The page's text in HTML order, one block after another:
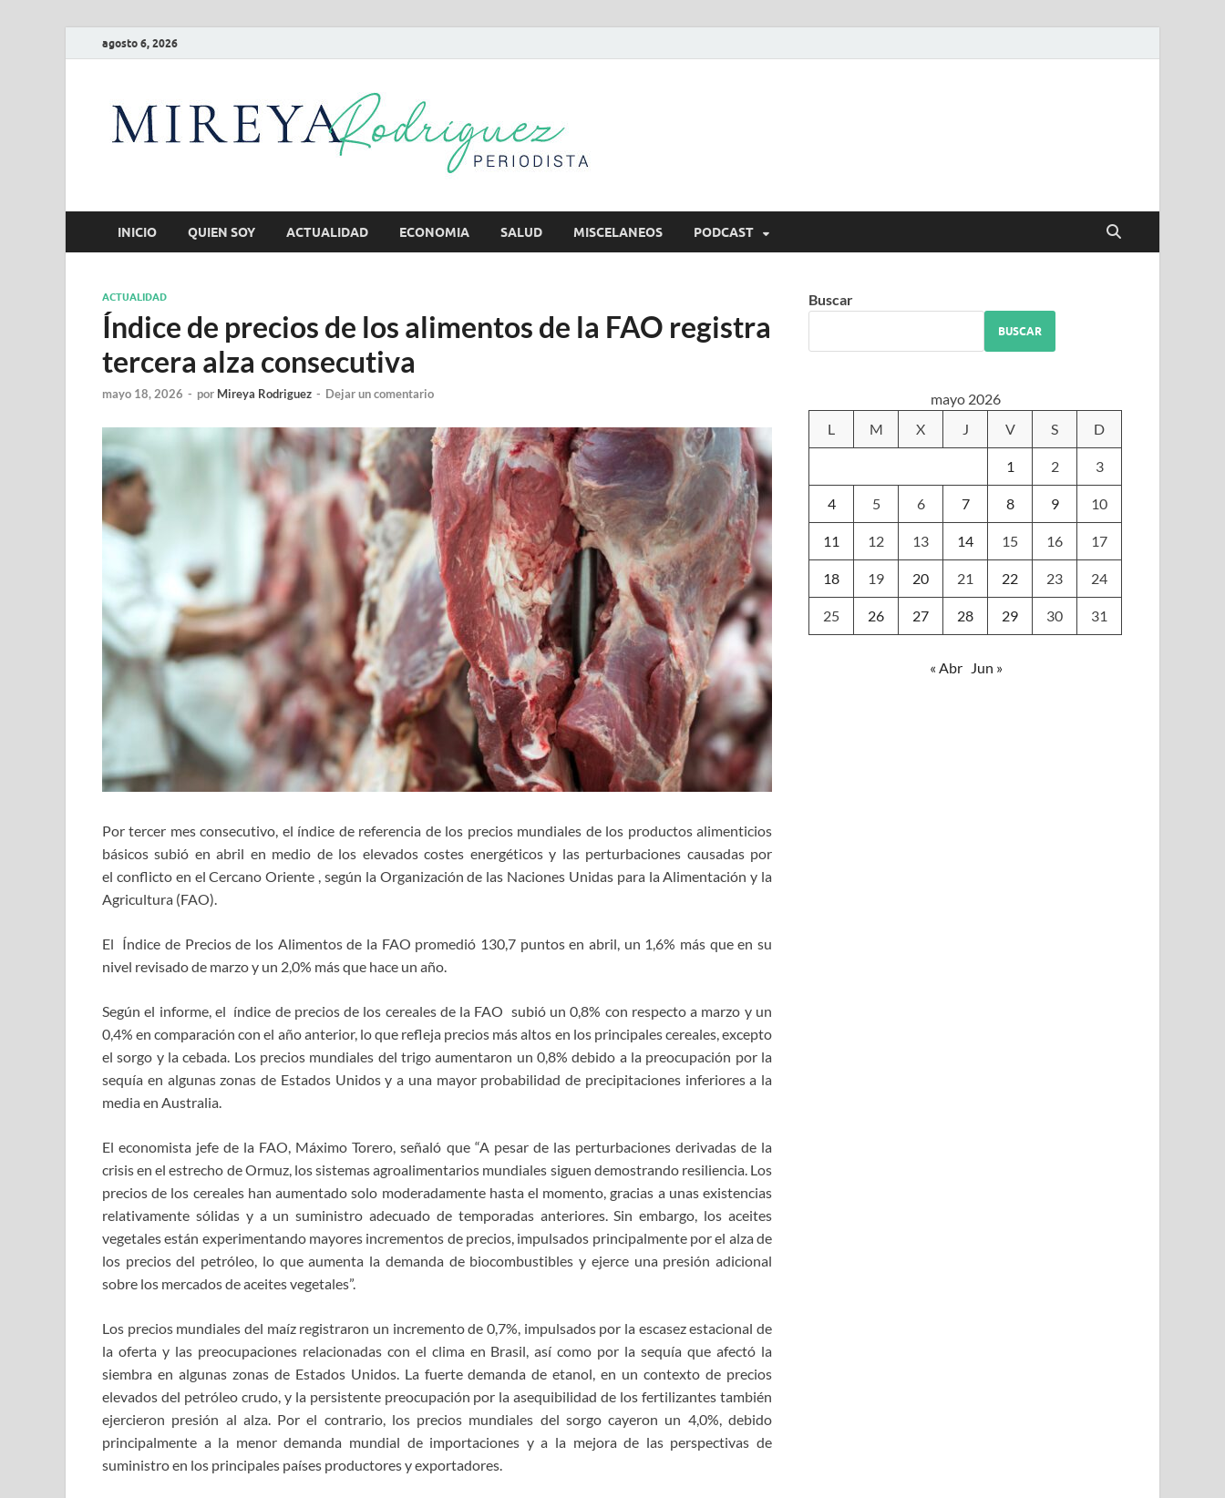
agosto 6, 2026
INICIO QUIEN SOY ACTUALIDAD ECONOMIA SALUD MISCELANEOS PODCAST
ACTUALIDAD
Índice de precios de los alimentos de la FAO registra
tercera alza consecutiva
mayo 18, 2026 - por Mireya Rodriguez - Dejar un comentario
Por tercer mes consecutivo, el índice de referencia de los precios mundiales de los productos alimenticios
básicos subió en abril en medio de los elevados costes energéticos y las perturbaciones causadas por
el conflicto en el Cercano Oriente , según la Organización de las Naciones Unidas para la Alimentación y la
Agricultura (FAO).
El Índice de Precios de los Alimentos de la FAO promedió 130,7 puntos en abril, un 1,6% más que en su
nivel revisado de marzo y un 2,0% más que hace un año.
Según el informe, el índice de precios de los cereales de la FAO subió un 0,8% con respecto a marzo y un
0,4% en comparación con el año anterior, lo que refleja precios más altos en los principales cereales, excepto
el sorgo y la cebada. Los precios mundiales del trigo aumentaron un 0,8% debido a la preocupación por la
sequía en algunas zonas de Estados Unidos y a una mayor probabilidad de precipitaciones inferiores a la
media en Australia.
El economista jefe de la FAO, Máximo Torero, señaló que “A pesar de las perturbaciones derivadas de la
crisis en el estrecho de Ormuz, los sistemas agroalimentarios mundiales siguen demostrando resiliencia. Los
precios de los cereales han aumentado solo moderadamente hasta el momento, gracias a unas existencias
relativamente sólidas y a un suministro adecuado de temporadas anteriores. Sin embargo, los aceites
vegetales están experimentando mayores incrementos de precios, impulsados ​​principalmente por el alza de
los precios del petróleo, lo que aumenta la demanda de biocombustibles y ejerce una presión adicional
sobre los mercados de aceites vegetales”.
Los precios mundiales del maíz registraron un incremento de 0,7%, impulsados ​​por la escasez estacional de
la oferta y las preocupaciones relacionadas con el clima en Brasil, así como por la sequía que afectó la
siembra en algunas zonas de Estados Unidos. La fuerte demanda de etanol, en un contexto de precios
elevados del petróleo crudo, y la persistente preocupación por la asequibilidad de los fertilizantes también
ejercieron presión al alza. Por el contrario, los precios mundiales del sorgo cayeron un 4,0%, debido
principalmente a la menor demanda mundial de importaciones y a la mejora de las perspectivas de
suministro en los principales países productores y exportadores.
Buscar
BUSCAR
mayo 2026
L
M X J V S D
1 2 3
4 5 6 7 8 9 10
11 12 13 14 15 16 17
18 19 20 21 22 23 24
25 26 27 28 29 30 31
« Abr Jun »